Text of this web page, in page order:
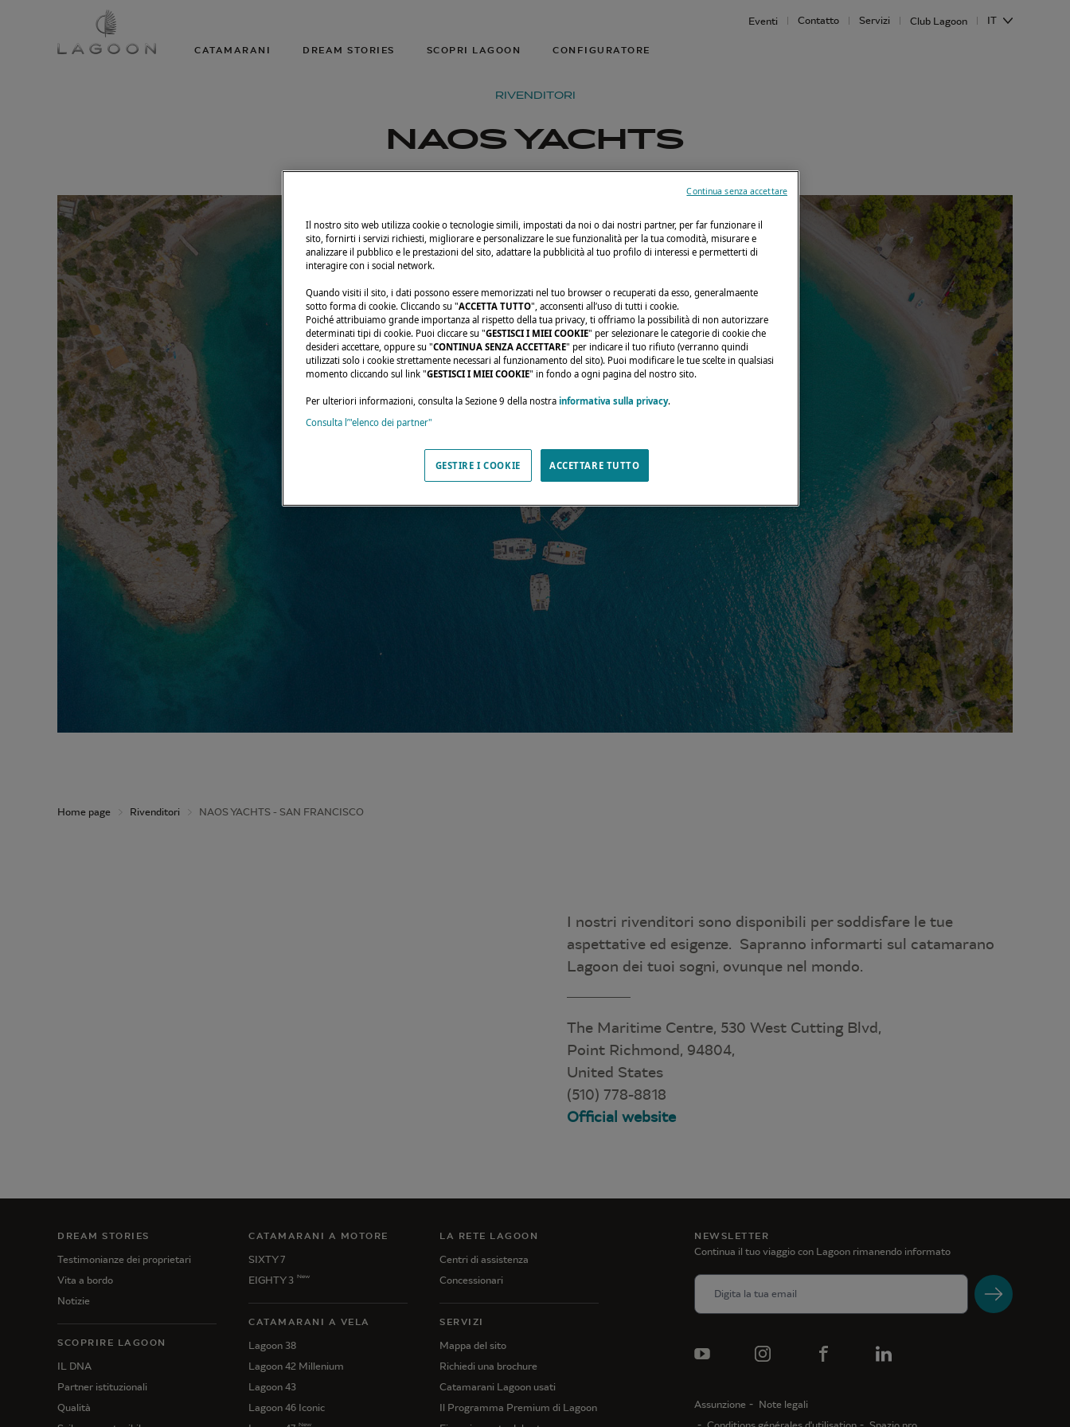
CATAMARANI DREAM STORIES SCOPRI LAGOON CONFIGURATORE
Eventi Contatto Servizi Club Lagoon IT
RIVENDITORI
NAOS YACHTS
Home page Rivenditori NAOS YACHTS - SAN FRANCISCO
I nostri rivenditori sono disponibili per soddisfare le tue
aspettative ed esigenze. Sapranno informarti sul catamarano
Lagoon dei tuoi sogni, ovunque nel mondo.
The Maritime Centre, 530 West Cutting Blvd,
Point Richmond, 94804,
United States
(510) 778-8818
Official website
DREAM STORIES
Testimonianze dei proprietari
Vita a bordo
Notizie
SCOPRIRE LAGOON
IL DNA
Partner istituzionali
Qualità
CATAMARANI A MOTORE
SIXTY 7
EIGHTY 3 New
CATAMARANI A VELA
Lagoon 38
Lagoon 42 Millenium
Lagoon 43
Lagoon 46 Iconic
New
LA RETE LAGOON
Centri di assistenza
Concessionari
SERVIZI
Mappa del sito
Richiedi una brochure
Catamarani Lagoon usati
Il Programma Premium di Lagoon
NEWSLETTER
Continua il tuo viaggio con Lagoon rimanendo informato
Assunzione
Note legali
Il nostro sito web utilizza cookie o tecnologie simili, impostati da noi o dai nostri partner, per far funzionare il
sito, fornirti i servizi richiesti, migliorare e personalizzare le sue funzionalità per la tua comodità, misurare e
analizzare il pubblico e le prestazioni del sito, adattare la pubblicità al tuo profilo di interessi e permetterti di
interagire con i social network.
Quando visiti il sito, i dati possono essere memorizzati nel tuo browser o recuperati da esso, generalmaente
sotto forma di cookie. Cliccando su "ACCETTA TUTTO", acconsenti all’uso di tutti i cookie.
Poiché attribuiamo grande importanza al rispetto della tua privacy, ti offriamo la possibilità di non autorizzare
determinati tipi di cookie. Puoi cliccare su "GESTISCI I MIEI COOKIE" per selezionare le categorie di cookie che
desideri accettare, oppure su "CONTINUA SENZA ACCETTARE" per indicare il tuo rifiuto (verranno quindi
utilizzati solo i cookie strettamente necessari al funzionamento del sito). Puoi modificare le tue scelte in qualsiasi
momento cliccando sul link "GESTISCI I MIEI COOKIE" in fondo a ogni pagina del nostro sito.
Per ulteriori informazioni, consulta la Sezione 9 della nostra informativa sulla privacy.
Consulta l’"elenco dei partner"
GESTIRE I COOKIE ACCETTARE TUTTO
Continua senza accettare